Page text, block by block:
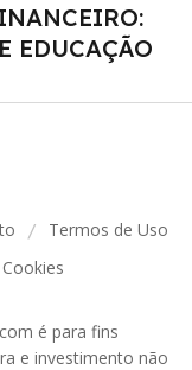
EDUCAÇÃO
/ Termos de Uso
é para fins
e investimento não